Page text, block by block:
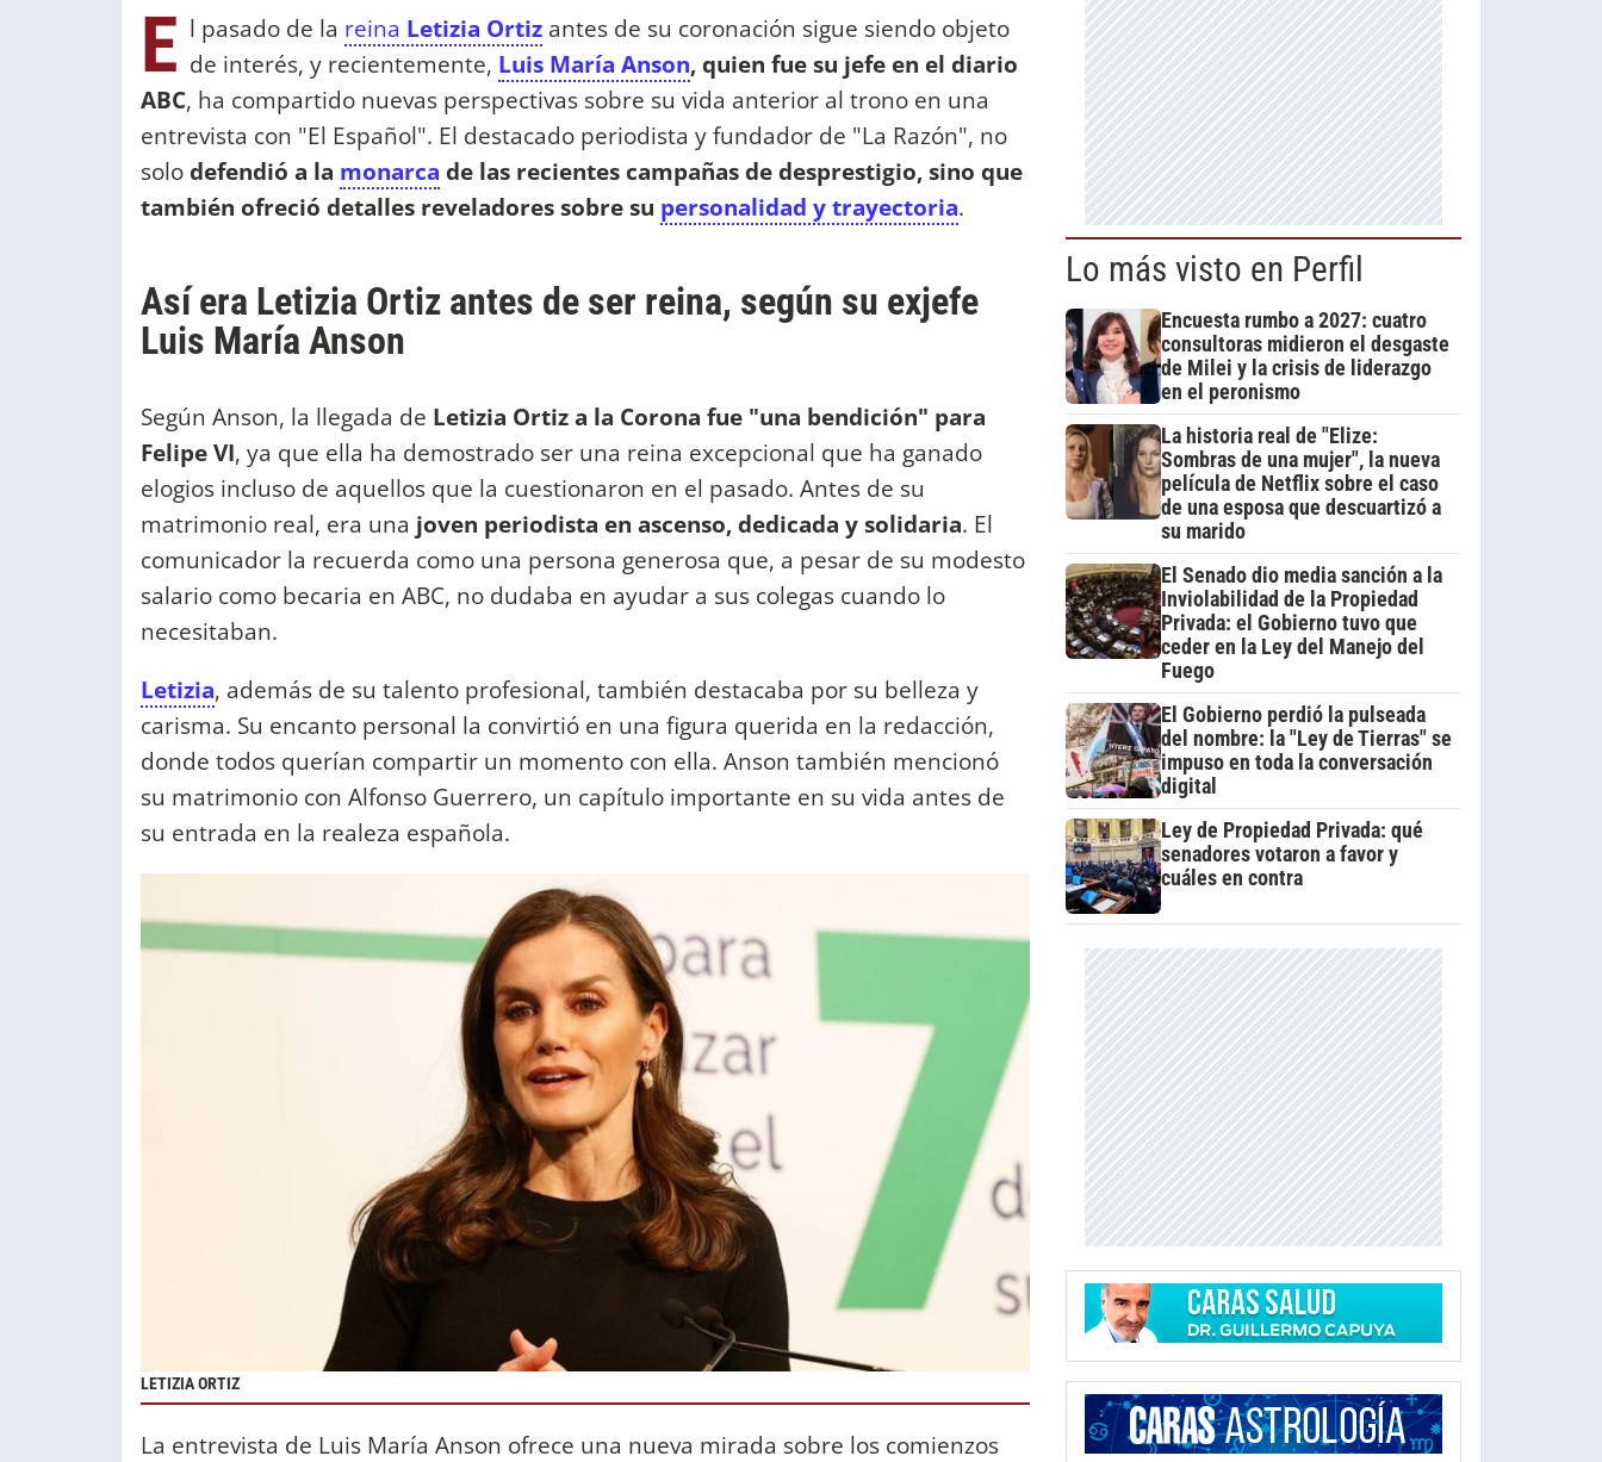
E l pasado de la reina Letizia Ortiz antes de su coronación sigue siendo objeto
de interés, y recientemente, Luis María Anson, quien fue su jefe en el diario
ABC, ha compartido nuevas perspectivas sobre su vida anterior al trono en una
entrevista con "El Español". El destacado periodista y fundador de "La Razón", no
solodefendió a la monarca de las recientes campañas de desprestigio, sino que
también ofreció detalles reveladores sobre su personalidad y trayectoria.
Así era Letizia Ortiz antes de ser reina, según su exjefe
Luis María Anson
Según Anson, la llegada de Letizia Ortiz a la Corona fue "una bendición" para
Felipe VI, ya que ella ha demostrado ser una reina excepcional que ha ganado
elogios incluso de aquellos que la cuestionaron en el pasado. Antes de su
matrimonio real, era una joven periodista en ascenso, dedicada y solidaria. El
comunicador la recuerda como una persona generosa que, a pesar de su modesto
salario como becaria en ABC, no dudaba en ayudar a sus colegas cuando lo
necesitaban.
Letizia, además de su talento profesional, también destacaba por su belleza y
carisma. Su encanto personal la convirtió en una figura querida en la redacción,
donde todos querían compartir un momento con ella. Anson también mencionó
su matrimonio con Alfonso Guerrero, un capítulo importante en su vida antes de
su entrada en la realeza española.
LETIZIA ORTIZ
La entrevista de Luis María Anson ofrece una nueva mirada sobre los comienzos
Lo más visto en Perfil
Encuesta rumbo a 2027: cuatro
consultoras midieron el desgaste
de Milei y la crisis de liderazgo
en el peronismo
La historia real de "Elize:
Sombras de una mujer", la nueva
película de Netflix sobre el caso
de una esposa que descuartizó a
su marido
El Senado dio media sanción a la
Inviolabilidad de la Propiedad
Privada: el Gobierno tuvo que
ceder en la Ley del Manejo del
Fuego
El Gobierno perdió la pulseada
del nombre: la "Ley de Tierras" se
impuso en toda la conversación
digital
Ley de Propiedad Privada: qué
senadores votaron a favor y
cuáles en contra